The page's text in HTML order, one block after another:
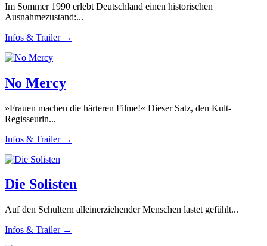
Im Sommer 1990 erlebt Deutschland einen historischen
Ausnahmezustand:...
Infos & Trailer →
No Mercy
»Frauen machen die härteren Filme!« Dieser Satz, den Kult-
Regisseurin...
Infos & Trailer →
Die Solisten
Auf den Schultern alleinerziehender Menschen lastet gefühlt...
Infos & Trailer →